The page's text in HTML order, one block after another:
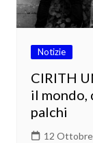
Notizie
CIRITH
il mondo,
palchi
12